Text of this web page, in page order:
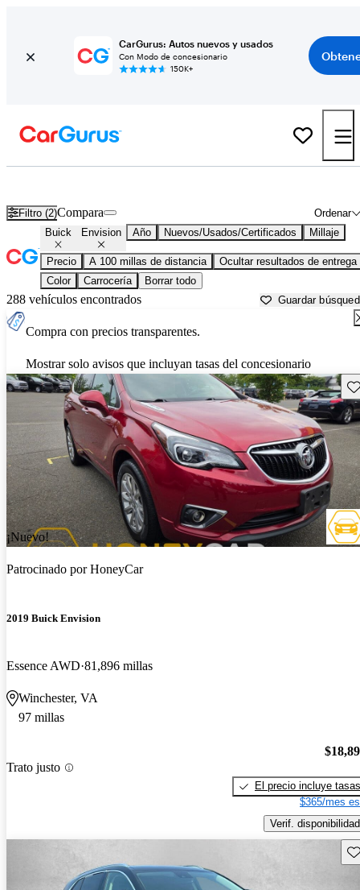
CarGurus: Autos nuevos y usados
Con Modo de concesionario
150K+
Filtro (2) Ordenar
Compara
Buick Envision Año Nuevos/Usados/Certificados Millaje
Precio A 100 millas de distancia
Ocultar resultados de entrega
Color
Carrocería Borrar todo
288 vehículos encontrados Guardar
Compra con precios transparentes.
Mostrar solo avisos que incluyan tasas del concesionario
¡Nuevo!
Patrocinado porHoneyCar
2019 Buick Envision
Essence AWD 81,896 millas
Winchester, VA
97 millas
Trato justo
El precio incluye tasas
$365/mes
Verif. disponibilidad